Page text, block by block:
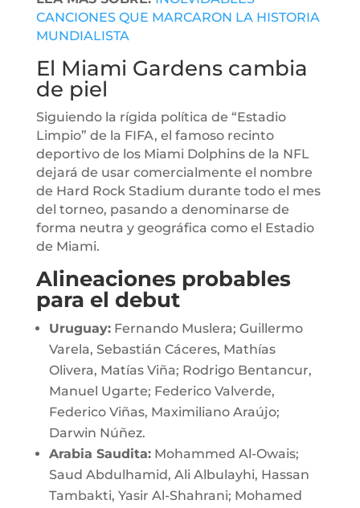
CANCIONES QUE MARCARON LA HISTORIA
MUNDIALISTA
El Miami Gardens cambia
de piel
Siguiendo la rígida política de “Estadio
Limpio” de la FIFA, el famoso recinto
deportivo de los Miami Dolphins de la NFL
dejará de usar comercialmente el nombre
de Hard Rock Stadium durante todo el mes
del torneo, pasando a denominarse de
forma neutra y geográfica como el Estadio
de Miami.
Alineaciones probables
para el debut
Uruguay:Fernando Muslera; Guillermo
Varela, Sebastián Cáceres, Mathías
Olivera, Matías Viña; Rodrigo Bentancur,
Manuel Ugarte; Federico Valverde,
Federico Viñas, Maximiliano Araújo;
Darwin Núñez.
Arabia Saudita:Mohammed Al-Owais;
Saud Abdulhamid, Ali Albulayhi, Hassan
Tambakti, Yasir Al-Shahrani; Mohamed